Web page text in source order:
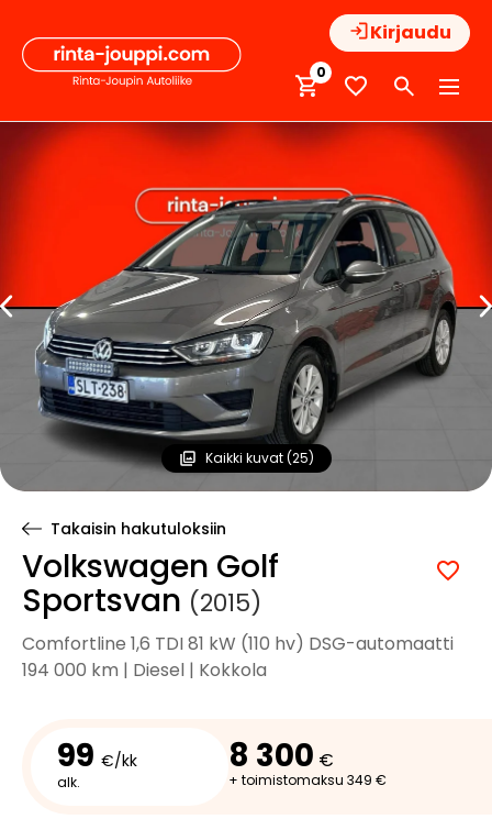
sisältöön
Kirjaudu
0
Kaikki kuvat (25)
Takaisin hakutuloksiin
Volkswagen Golf
Sportsvan (2015)
Comfortline 1,6 TDI 81 kW (110 hv) DSG-automaatti
194 000 km | Diesel | Kokkola
99 €/kk
alk.
8 300 €
+ toimistomaksu 349 €